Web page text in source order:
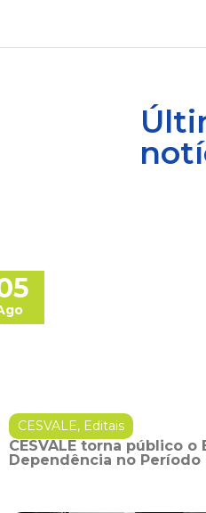
CESVALE, Editais
CESVALE torna público
Dependência no Período